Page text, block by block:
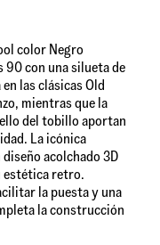
color Negro
90 con una silueta de
las clásicas Old
mientras que la
del tobillo aportan
La icónica
acolchado 3D
estética retro.
la puesta y una
la construcción